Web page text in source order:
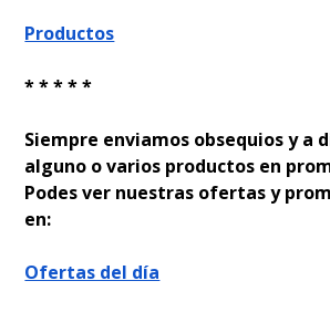
Productos
* * * * *
Siempre enviamos obsequios y a
alguno o varios productos en
Podes ver nuestras ofertas y
en:
Ofertas del día